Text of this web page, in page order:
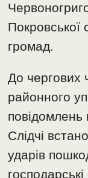
Покровської
громад.
До чергових
районного
повідомлень
Слідчі
ударів